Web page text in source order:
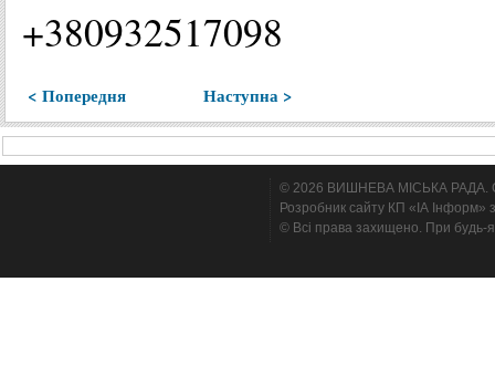
+380932517098
< Попередня Наступна >
© 2026 ВИШНЕВА МІСЬКА РАДА.
Розробник сайту КП «ІА Інформ»
© Всі права захищено. При будь-